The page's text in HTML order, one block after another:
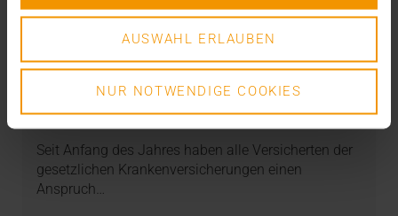
AUSWAHL ERLAUBEN
NUR NOTWENDIGE COOKIES
STANDARD ECHO
Update ePA 2.0: Berechtigungskonzept
sorgt für Unmut
01.06.2021
Seit Anfang des Jahres haben alle Versicherten der
gesetzlichen Krankenversicherungen einen
Anspruch…